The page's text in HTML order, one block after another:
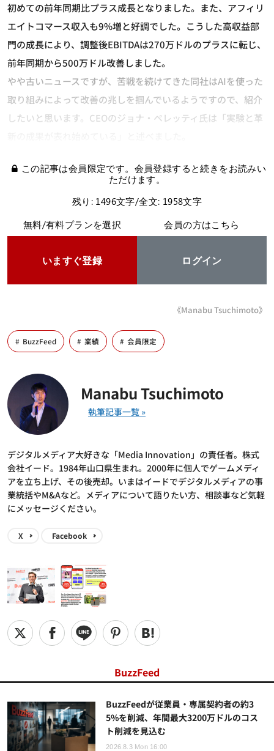
初めての前年同期比プラス成長となりました。また、アフィリ
エイトコマース収入も9%増と好調でした。こうした高収益部
門の成長により、調整後EBITDAは270万ドルのプラスに転じ、
前年同期から500万ドル改善しました。
やや古いニュースですが、苦戦を続けてきた同社はAIを使った
取り組みによって改善の兆しを掴んでいるようですので、紹介
したいと思います。CEOのジョナ・ペレッティ氏は「実験と革
この記事は会員限定です。会員登録すると続きをお読みい
ただけます。
残り: 1496文字/全文: 1958文字
無料/有料プランを選択
いますぐ登録
会員の方はこちら
ログイン
《Manabu Tsuchimoto》
BuzzFeed 業績 会員限定
Manabu Tsuchimoto
デジタルメディア大好きな「Media Innovation」の責任者。株式
会社イード。1984年山口県生まれ。2000年に個人でゲームメディ
アを立ち上げ、その後売却。いまはイードでデジタルメディアの事
業統括やM&Aなど。メディアについて語りたい方、相談事など気軽
にメッセージください。
X Facebook
BuzzFeed
BuzzFeedが従業員・専属契約者の約3
5%を削減、年間最大3200万ドルのコス
ト削減を見込む
2026.8.3 Mon 16:00